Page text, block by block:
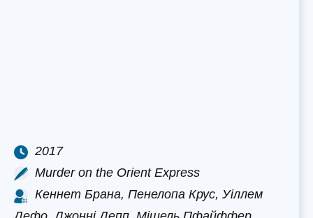
2017
Murder on the Orient Express
Кеннет Брана, Пенелопа Крус, Уіллем